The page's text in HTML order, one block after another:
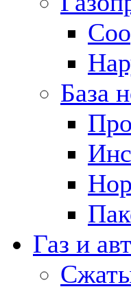
База
Газ и